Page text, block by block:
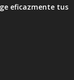
eficazmente tus